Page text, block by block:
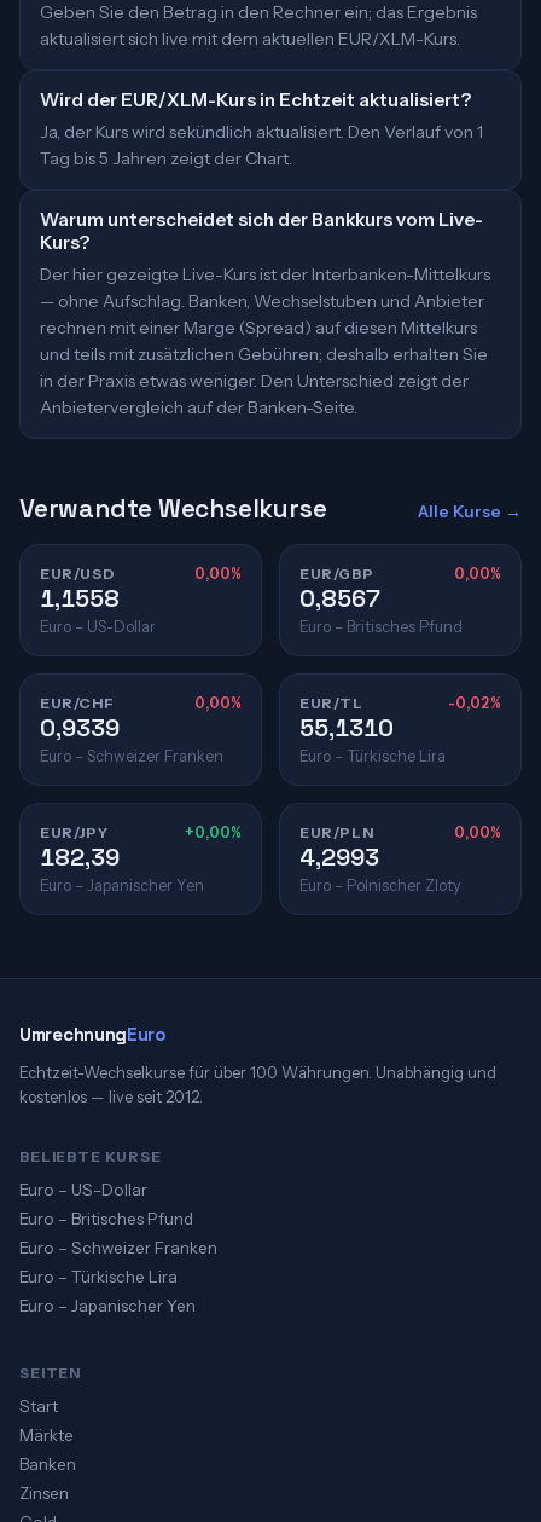
Geben Sie den Betrag in den Rechner ein; das Ergebnis
aktualisiert sich live mit dem aktuellen EUR/XLM-Kurs.
Wird der EUR/XLM-Kurs in Echtzeit aktualisiert?
Ja, der Kurs wird sekündlich aktualisiert. Den Verlauf von 1
Tag bis 5 Jahren zeigt der Chart.
Warum unterscheidet sich der Bankkurs vom Live-
Kurs?
Der hier gezeigte Live-Kurs ist der Interbanken-Mittelkurs
— ohne Aufschlag. Banken, Wechselstuben und Anbieter
rechnen mit einer Marge (Spread) auf diesen Mittelkurs
und teils mit zusätzlichen Gebühren; deshalb erhalten Sie
in der Praxis etwas weniger. Den Unterschied zeigt der
Anbietervergleich auf der Banken-Seite.
Verwandte Wechselkurse Alle Kurse →
EUR/USD 0,00%
1,1558
Euro – US-Dollar
EUR/GBP 0,00%
0,8567
Euro – Britisches Pfund
EUR/CHF 0,00%
0,9339
Euro – Schweizer Franken
EUR/TL -0,02%
55,1310
Euro – Türkische Lira
EUR/JPY +0,00%
182,39
Euro – Japanischer Yen
EUR/PLN 0,00%
4,2993
Euro – Polnischer Zloty
UmrechnungEuro
Echtzeit-Wechselkurse für über 100 Währungen. Unabhängig und
kostenlos — live seit 2012.
BELIEBTE KURSE
Euro – US-Dollar
Euro – Britisches Pfund
Euro – Schweizer Franken
Euro – Türkische Lira
Euro – Japanischer Yen
SEITEN
Start
Märkte
Banken
Zinsen